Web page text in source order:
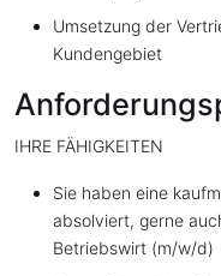
Umsetzung der
Kundengebiet
IHRE FÄHIGKEITEN
Sie haben eine
absolviert, gerne
Betriebswirt (m/w/d)